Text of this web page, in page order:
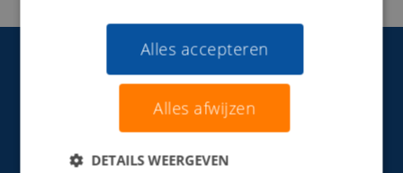
Alles accepteren
Alles afwijzen
DETAILS WEERGEVEN